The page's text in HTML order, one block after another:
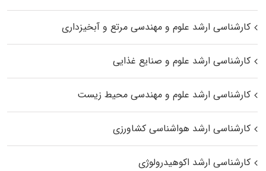
کارشناسی ارشد علوم و مهندسی مرتع و آبخیزداری
کارشناسی ارشد علوم و صنایع غذایی
کارشناسی ارشد علوم و مهندسی محیط زیست
کارشناسی ارشد هواشناسی کشاورزی
کارشناسی ارشد اکوهیدرولوژی